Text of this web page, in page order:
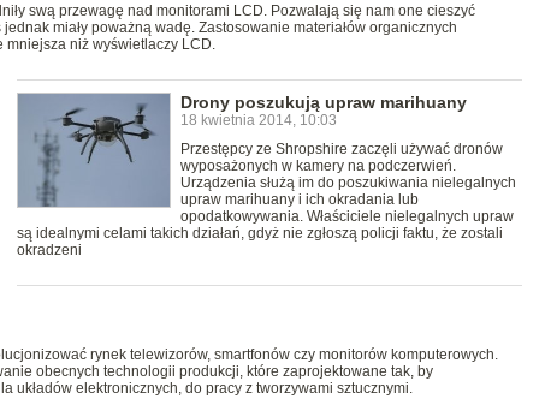
swą przewagę nad monitorami LCD. Pozwalają się nam one cieszyć
miały poważną wadę. Zastosowanie materiałów organicznych
mniejsza niż wyświetlaczy LCD.
Drony poszukują upraw marihuany
18 kwietnia 2014, 10:03
Przestępcy ze Shropshire zaczęli używać dronów
wyposażonych w kamery na podczerwień.
Urządzenia służą im do poszukiwania nielegalnych
upraw marihuany i ich okradania lub
opodatkowywania. Właściciele nielegalnych upraw
są idealnymi celami takich działań, gdyż nie zgłoszą policji faktu, że zostali
okradzeni
rynek telewizorów, smartfonów czy monitorów komputerowych.
obecnych technologii produkcji, które zaprojektowane tak, by
układów elektronicznych, do pracy z tworzywami sztucznymi.